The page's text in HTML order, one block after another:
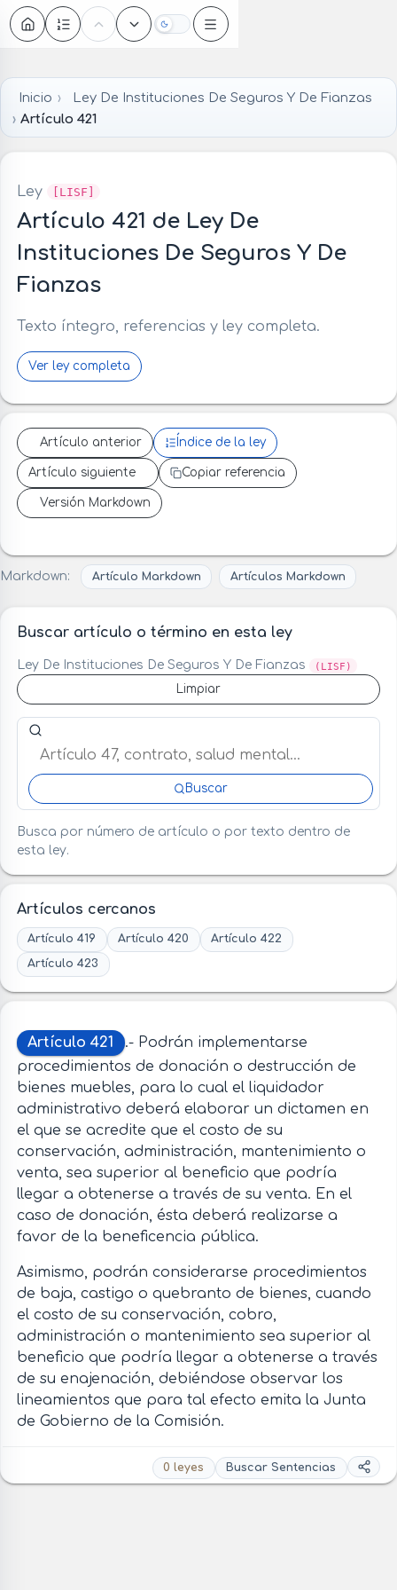
Oscuro
Inicio
Ley De Instituciones De Seguros Y De Fianzas
Artículo 421
Ley [LISF]
Artículo 421 de Ley De
Instituciones De Seguros Y De
Fianzas
Texto íntegro, referencias y ley completa.
Ver ley completa
Artículo anterior Índice de la ley
Artículo siguiente Copiar referencia
Versión Markdown
Markdown: Artículo Markdown Artículos Markdown
Buscar artículo o término en esta ley
Ley De Instituciones De Seguros Y De Fianzas (LISF)
Limpiar
Buscar artículo o término en esta ley
Buscar
Busca por número de artículo o por texto dentro de
esta ley.
Artículos cercanos
Artículo 419 Artículo 420
Artículo 422
Artículo 423
Artículo 421
.- Podrán implementarse
procedimientos de donación o destrucción de
bienes muebles, para lo cual el liquidador
administrativo deberá elaborar un dictamen en
el que se acredite que el costo de su
conservación, administración, mantenimiento o
venta, sea superior al beneficio que podría
llegar a obtenerse a través de su venta. En el
caso de donación, ésta deberá realizarse a
favor de la beneficencia pública.
Asimismo, podrán considerarse procedimientos
de baja, castigo o quebranto de bienes, cuando
el costo de su conservación, cobro,
administración o mantenimiento sea superior al
beneficio que podría llegar a obtenerse a través
de su enajenación, debiéndose observar los
lineamientos que para tal efecto emita la Junta
de Gobierno de la Comisión.
0 leyes Buscar Sentencias